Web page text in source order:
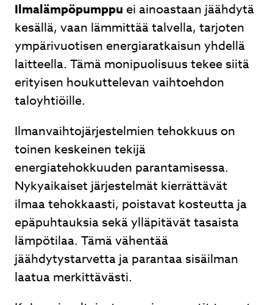
Ilmalämpöpumppu ei ainoastaan jäähdytä
kesällä, vaan lämmittää talvella, tarjoten
ympärivuotisen energiaratkaisun yhdellä
laitteella. Tämä monipuolisuus tekee siitä
erityisen houkuttelevan vaihtoehdon
taloyhtiöille.
Ilmanvaihtojärjestelmien tehokkuus on
toinen keskeinen tekijä
energiatehokkuuden parantamisessa.
Nykyaikaiset järjestelmät kierrättävät
ilmaa tehokkaasti, poistavat kosteutta ja
epäpuhtauksia sekä ylläpitävät tasaista
lämpötilaa. Tämä vähentää
jäähdytystarvetta ja parantaa sisäilman
laatua merkittävästi.